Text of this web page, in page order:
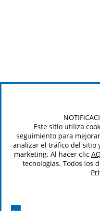
Este sitio utiliza
seguimiento para
analizar el tráfico del sitio
marketing. Al hacer clic
tecnologías. Todos los